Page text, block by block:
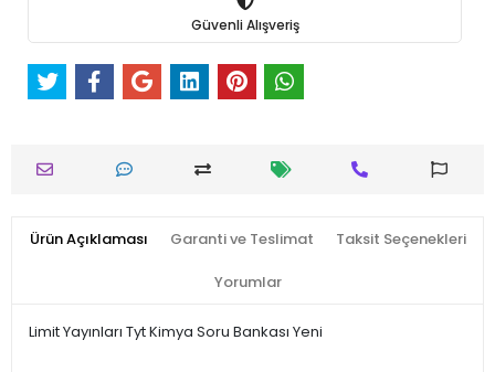
Güvenli Alışveriş
Ürün Açıklaması Garanti ve Teslimat Taksit Seçenekleri
Yorumlar
Limit Yayınları Tyt Kimya Soru Bankası Yeni